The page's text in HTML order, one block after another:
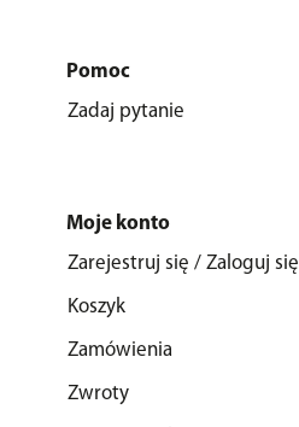
Pomoc
Zadaj pytanie
Moje konto
Zarejestruj się / Zaloguj się
Koszyk
Zamówienia
Zwroty